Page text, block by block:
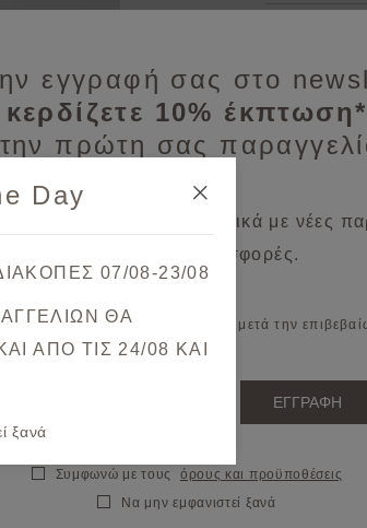
Πληρωμή &
Επιστροφές &
εγγραφή σας στο
κερδίζετε 10% έκπτωση*
πρώτη σας
πρώτοι ενημερώσεις σχετικά με νέες
& μοναδικές προσφορές.
το κουπόνι στο email σας μετά την
ΕΓΓΡΑΦΗ
Συμφωνώ με τους
όρους και προϋποθέσεις
Να μην εμφανιστεί ξανά
Day
07/08-23/08
ΘΑ
ΑΠΟ ΤΙΣ 24/08 KAI
ξανά